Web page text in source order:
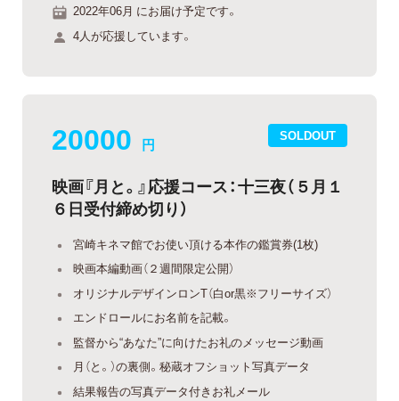
2022年06月 にお届け予定です。
4人が応援しています。
SOLDOUT
20000 円
映画『月と。』応援コース：十三夜（５月１
６日受付締め切り）
宮崎キネマ館でお使い頂ける本作の鑑賞券(1枚)
映画本編動画（２週間限定公開）
オリジナルデザインロンT（白or黒※フリーサイズ）
エンドロールにお名前を記載。
監督から“あなた”に向けたお礼のメッセージ動画
月（と。）の裏側。秘蔵オフショット写真データ
結果報告の写真データ付きお礼メール